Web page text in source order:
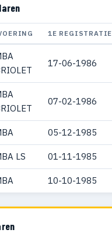
1E REGISTRATIE
17-06-1986
07-02-1986
05-12-1985
LS 01-11-1985
10-10-1985